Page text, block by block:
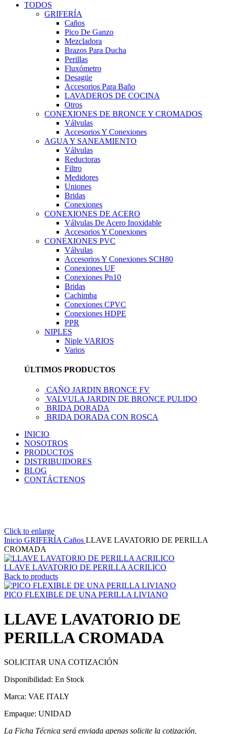
TODOS
GRIFERÍA
Caños
Pico De Ganzo
Mezcladora
Brazos Para Ducha
Perillas
Fluxómetro
Desagüe
Accesorios Para Baño
LAVADEROS DE COCINA
Otros
CONEXIONES DE BRONCE Y CROMADOS
Válvulas
Accesorios Y Conexiones
AGUA Y SANEAMIENTO
Válvulas
Reductoras
Filtro
Medidores
Uniones
Bridas
Conexiones
CONEXIONES DE ACERO
Válvulas De Acero Inoxidable
Accesorios Y Conexiones
CONEXIONES PVC
Válvulas
Accesorios Y Conexiones SCH80
Conexiones UF
Conexiones Pn10
Bridas
Cachimba
Conexiones CPVC
Conexiones HDPE
PPR
NIPLES
Niple VARIOS
Varios
ÚLTIMOS PRODUCTOS
CAÑO JARDIN BRONCE FV
VALVULA JARDIN DE BRONCE PULIDO
BRIDA DORADA
BRIDA DORADA CON ROSCA
INICIO
NOSOTROS
PRODUCTOS
DISTRIBUIDORES
BLOG
CONTÁCTENOS
Click to enlarge
Inicio GRIFERÍA Caños LLAVE LAVATORIO DE PERILLA
CROMADA
LLAVE LAVATORIO DE PERILLA ACRILICO
Back to products
PICO FLEXIBLE DE UNA PERILLA LIVIANO
LLAVE LAVATORIO DE
PERILLA CROMADA
SOLICITAR UNA COTIZACIÓN
Disponibilidad: En Stock
Marca: VAE ITALY
Empaque: UNIDAD
La Ficha Técnica será enviada apenas solicite la cotización,